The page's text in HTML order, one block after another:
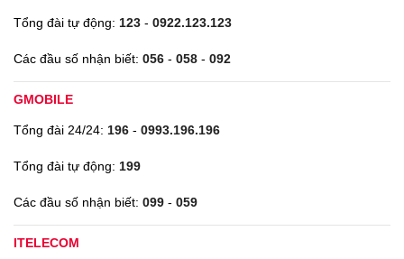
Tổng đài tự động: 123 - 0922.123.123
Các đầu số nhận biết: 056 - 058 - 092
GMOBILE
Tổng đài 24/24: 196 - 0993.196.196
Tổng đài tự động: 199
Các đầu số nhận biết: 099 - 059
ITELECOM